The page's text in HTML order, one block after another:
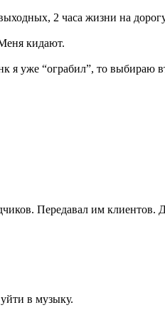
2 часа жизни на
кидают.
я уже “ограбил”, то выбираю
Передавал им клиентов.
в музыку.